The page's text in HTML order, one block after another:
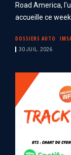
Road America,
accueille ce
DOSSIERS AUTO
30 JUIL. 2026